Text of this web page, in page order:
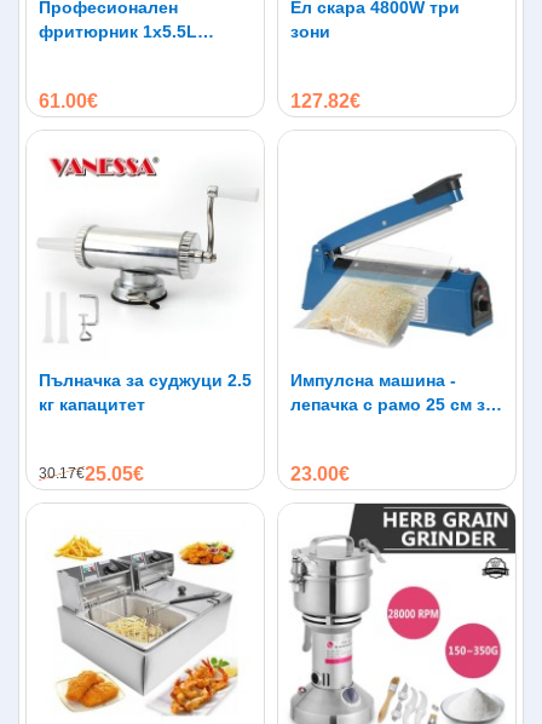
Технически параметри:
Тегло: 16кг
Професионален
фритюрник 1х5.5L
61.00€
Ел скара 4800W три
зони
127.82€
Пълначка за суджуци 2.5
кг капацитет
30.17€25.05€
Импулсна машина -
лепачка с рамо 25 см за
23.00€